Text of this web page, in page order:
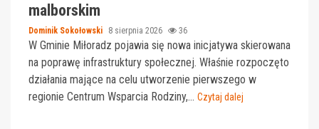
malborskim
Dominik Sokołowski 8 sierpnia 2026 36
W Gminie Miłoradz pojawia się nowa inicjatywa skierowana
na poprawę infrastruktury społecznej. Właśnie rozpoczęto
działania mające na celu utworzenie pierwszego w
regionie Centrum Wsparcia Rodziny,... Czytaj dalej